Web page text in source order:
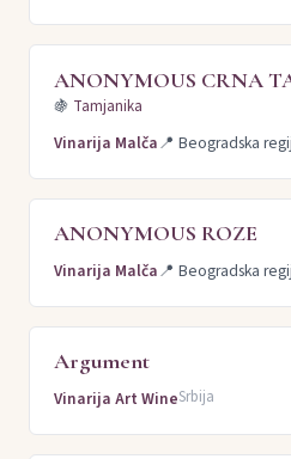
ANONYMOUS CRNA
🍇 Tamjanika
Vinarija Malča📍 Beogradska
ANONYMOUS ROZE
Vinarija Malča📍 Beogradska
Argument
Vinarija Art WineSrbija